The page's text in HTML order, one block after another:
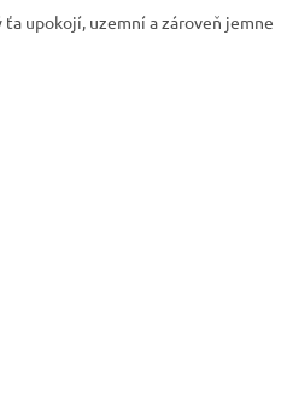
upokojí, uzemní a zároveň jemne